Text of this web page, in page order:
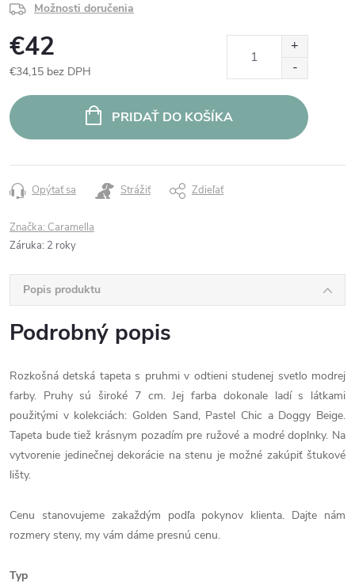
Možnosti doručenia
€42
€34,15 bez DPH
cena:
PRIDAŤ DO KOŠÍKA
Opýtať sa Strážiť Zdieľať
Značka: Caramella
Záruka: 2 roky
Popis produktu
Podrobný popis
Rozkošná detská tapeta s pruhmi v odtieni studenej svetlo modrej
farby. Pruhy sú široké 7 cm. Jej farba dokonale ladí s látkami
použitými v kolekciách: Golden Sand, Pastel Chic a Doggy Beige.
Tapeta bude tiež krásnym pozadím pre ružové a modré doplnky. Na
vytvorenie jedinečnej dekorácie na stenu je možné zakúpiť štukové
lišty.
Cenu stanovujeme zakaždým podľa pokynov klienta. Dajte nám
rozmery steny, my vám dáme presnú cenu.
Typ